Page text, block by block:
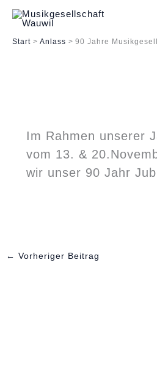
Zum
Inhalt
springen
Start Anlass 90 Jahre
Im Rahmen unserer
vom 13. &
wir unser 90 Jahr
← Vorheriger Beitrag